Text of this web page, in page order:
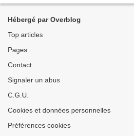
Hébergé par Overblog
Top articles
Pages
Contact
Signaler un abus
C.G.U.
Cookies et données personnelles
Préférences cookies